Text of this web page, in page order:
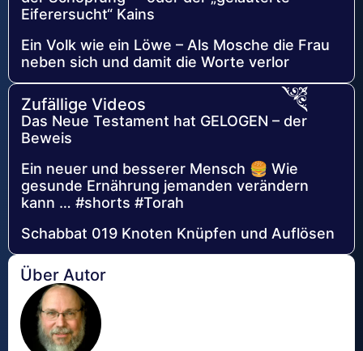
Eiferersucht“ Kains
Ein Volk wie ein Löwe – Als Mosche die Frau
neben sich und damit die Worte verlor
Zufällige Videos
Das Neue Testament hat GELOGEN – der
Beweis
Ein neuer und besserer Mensch 🍔 Wie
gesunde Ernährung jemanden verändern
kann … #shorts #Torah
Schabbat 019 Knoten Knüpfen und Auflösen
Über Autor